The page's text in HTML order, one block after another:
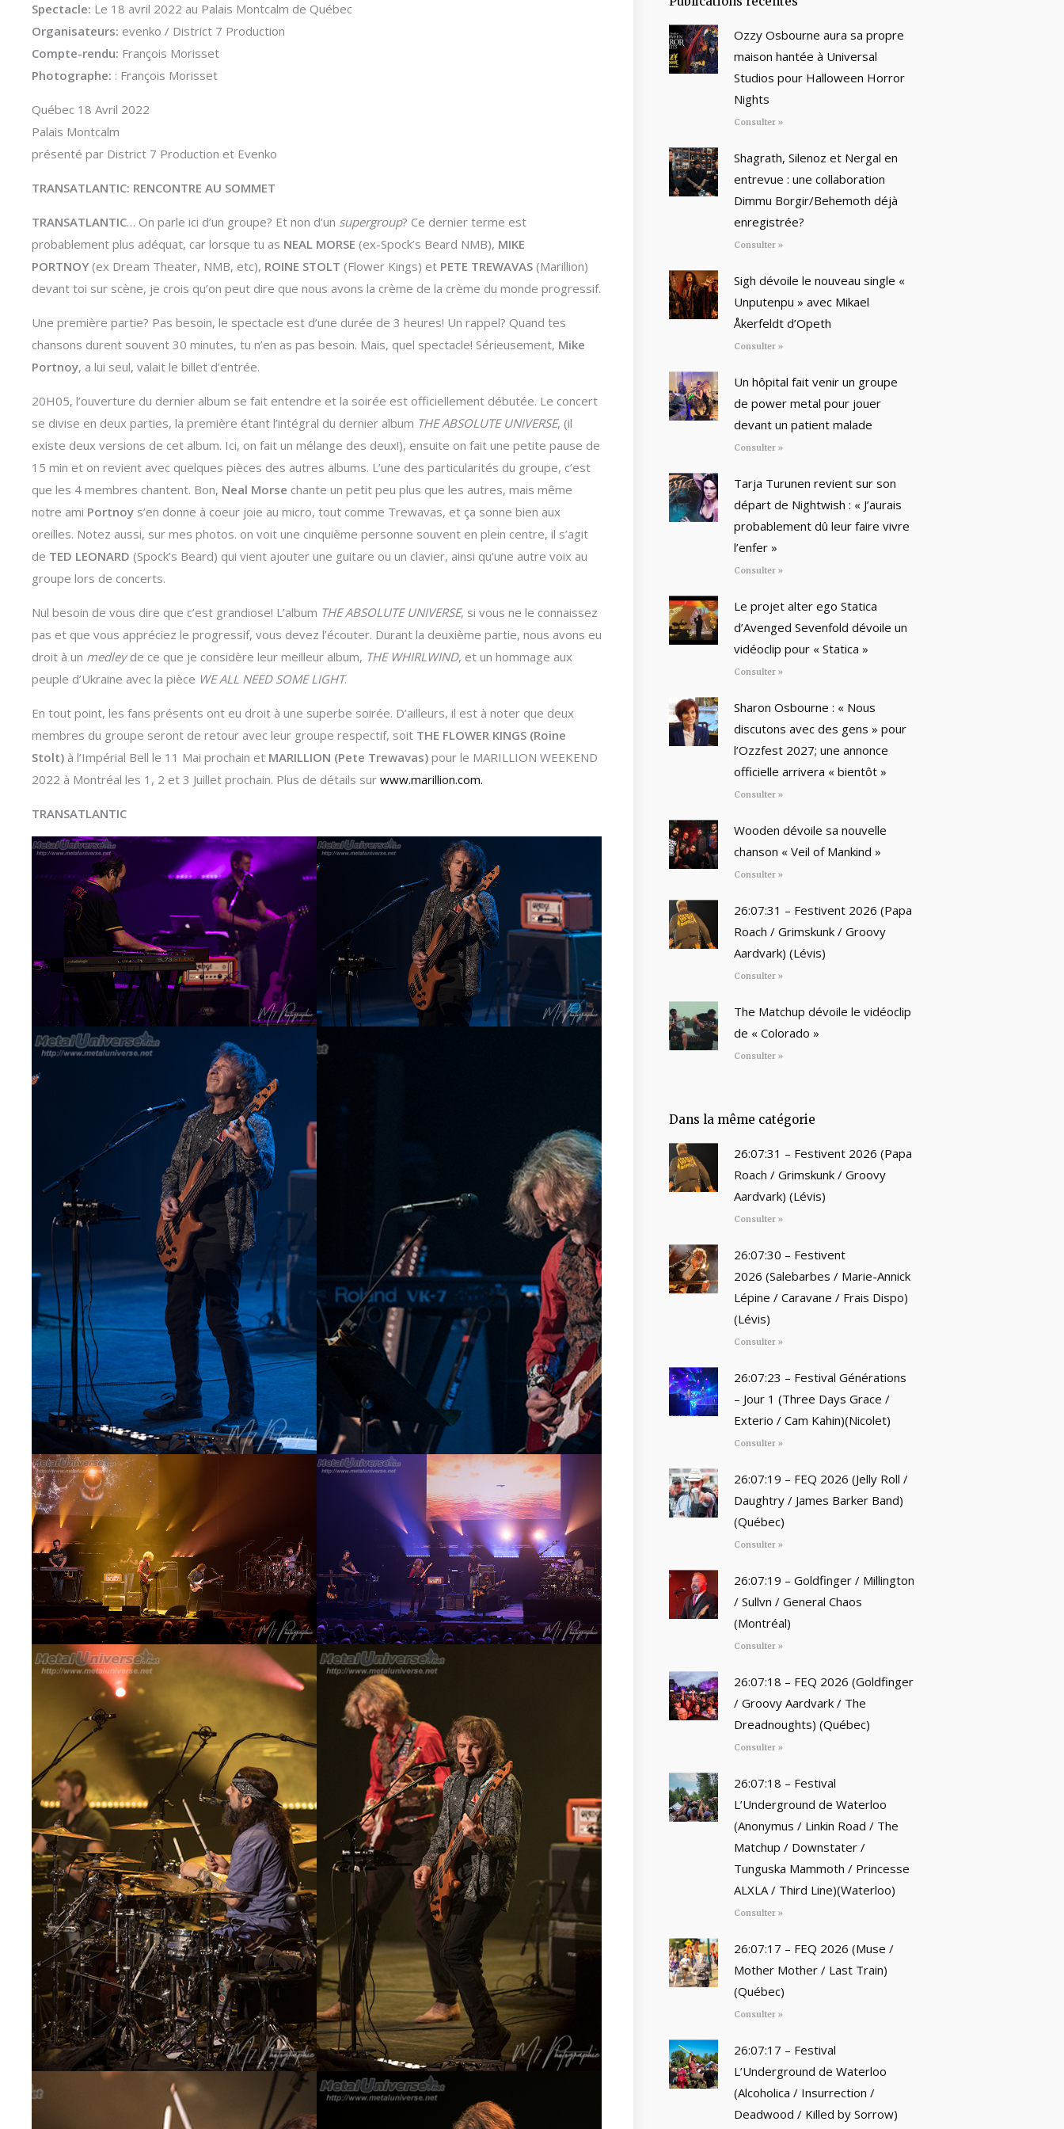
Spectacle: Le 18 avril 2022 au Palais Montcalm de Québec
Organisateurs: evenko / District 7 Production
Compte-rendu: François Morisset
Photographe: : François Morisset
Québec 18 Avril 2022
Palais Montcalm
présenté par District 7 Production et Evenko
TRANSATLANTIC: RENCONTRE AU SOMMET
TRANSATLANTIC… On parle ici d’un groupe? Et non d’un supergroup? Ce dernier terme est
probablement plus adéquat, car lorsque tu as NEAL MORSE (ex-Spock’s Beard NMB), MIKE
PORTNOY (ex Dream Theater, NMB, etc), ROINE STOLT (Flower Kings) et PETE TREWAVAS (Marillion)
devant toi sur scène, je crois qu’on peut dire que nous avons la crème de la crème du monde progressif.
Une première partie? Pas besoin, le spectacle est d’une durée de 3 heures! Un rappel? Quand tes
chansons durent souvent 30 minutes, tu n’en as pas besoin. Mais, quel spectacle! Sérieusement, Mike
Portnoy, a lui seul, valait le billet d’entrée.
20H05, l’ouverture du dernier album se fait entendre et la soirée est officiellement débutée. Le concert
se divise en deux parties, la première étant l’intégral du dernier album THE ABSOLUTE UNIVERSE, (il
existe deux versions de cet album. Ici, on fait un mélange des deux!), ensuite on fait une petite pause de
15 min et on revient avec quelques pièces des autres albums. L’une des particularités du groupe, c’est
que les 4 membres chantent. Bon, Neal Morse chante un petit peu plus que les autres, mais même
notre ami Portnoy s’en donne à coeur joie au micro, tout comme Trewavas, et ça sonne bien aux
oreilles. Notez aussi, sur mes photos. on voit une cinquième personne souvent en plein centre, il s’agit
de TED LEONARD (Spock’s Beard) qui vient ajouter une guitare ou un clavier, ainsi qu’une autre voix au
groupe lors de concerts.
Nul besoin de vous dire que c’est grandiose! L’album THE ABSOLUTE UNIVERSE, si vous ne le connaissez
pas et que vous appréciez le progressif, vous devez l’écouter. Durant la deuxième partie, nous avons eu
droit à un medleyde ce que je considère leur meilleur album, THE WHIRLWIND, et un hommage aux
peuple d’Ukraine avec la pièce WE ALL NEED SOME LIGHT.
En tout point, les fans présents ont eu droit à une superbe soirée. D’ailleurs, il est à noter que deux
membres du groupe seront de retour avec leur groupe respectif, soit THE FLOWER KINGS (Roine
Stolt) à l’Impérial Bell le 11 Mai prochain et MARILLION (Pete Trewavas) pour le MARILLION WEEKEND
2022 à Montréal les 1, 2 et 3 Juillet prochain. Plus de détails sur www.marillion.com.
TRANSATLANTIC
Ozzy Osbourne aura sa propre
maison hantée à Universal
Studios pour Halloween Horror
Nights
Consulter »
Shagrath, Silenoz et Nergal en
entrevue : une collaboration
Dimmu Borgir/Behemoth déjà
enregistrée?
Consulter »
Sigh dévoile le nouveau single «
Unputenpu » avec Mikael
Åkerfeldt d’Opeth
Consulter »
Un hôpital fait venir un groupe
de power metal pour jouer
devant un patient malade
Consulter »
Tarja Turunen revient sur son
départ de Nightwish : « J’aurais
probablement dû leur faire vivre
l’enfer »
Consulter »
Le projet alter ego Statica
d’Avenged Sevenfold dévoile un
vidéoclip pour « Statica »
Consulter »
Sharon Osbourne : « Nous
discutons avec des gens » pour
l’Ozzfest 2027; une annonce
officielle arrivera « bientôt »
Consulter »
Wooden dévoile sa nouvelle
chanson « Veil of Mankind »
Consulter »
26:07:31 – Festivent 2026 (Papa
Roach / Grimskunk / Groovy
Aardvark) (Lévis)
Consulter »
The Matchup dévoile le vidéoclip
de « Colorado »
Consulter »
Dans la même catégorie
26:07:31 – Festivent 2026 (Papa
Roach / Grimskunk / Groovy
Aardvark) (Lévis)
Consulter »
26:07:30 – Festivent
2026 (Salebarbes / Marie-Annick
Lépine / Caravane / Frais Dispo)
(Lévis)
Consulter »
26:07:23 – Festival Générations
– Jour 1 (Three Days Grace /
Exterio / Cam Kahin)(Nicolet)
Consulter »
26:07:19 – FEQ 2026 (Jelly Roll /
Daughtry / James Barker Band)
(Québec)
Consulter »
26:07:19 – Goldfinger / Millington
/ Sullvn / General Chaos
(Montréal)
Consulter »
26:07:18 – FEQ 2026 (Goldfinger
/ Groovy Aardvark / The
Dreadnoughts) (Québec)
Consulter »
26:07:18 – Festival
L’Underground de Waterloo
(Anonymus / Linkin Road / The
Matchup / Downstater /
Tunguska Mammoth / Princesse
ALXLA / Third Line)(Waterloo)
Consulter »
26:07:17 – FEQ 2026 (Muse /
Mother Mother / Last Train)
(Québec)
Consulter »
26:07:17 – Festival
L’Underground de Waterloo
(Alcoholica / Insurrection /
Deadwood / Killed by Sorrow)